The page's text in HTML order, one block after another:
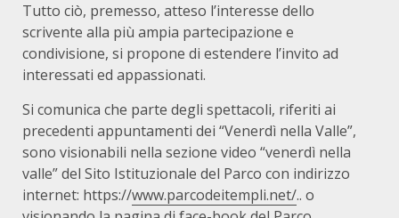
Tutto ciò, premesso, atteso l’interesse dello
scrivente alla più ampia partecipazione e
condivisione, si propone di estendere l’invito ad
interessati ed appassionati.
Si comunica che parte degli spettacoli, riferiti ai
precedenti appuntamenti dei “Venerdì nella Valle”,
sono visionabili nella sezione video “venerdì nella
valle” del Sito Istituzionale del Parco con indirizzo
internet: https://www.parcodeitempli.net/.. o